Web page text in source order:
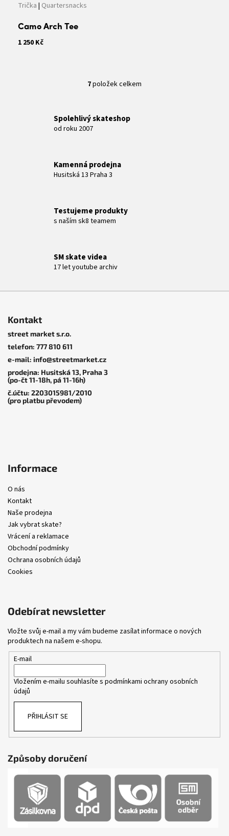
Trička | Quartersnacks
Camo Arch Tee
1 250 Kč
O
á
í
k
y
i
u
7položek celkem
Spolehlivý skateshop
od roku 2007
Kamenná prodejna
Husitská 13 Praha 3
Testujeme produkty
s naším sk8 teamem
SM skate videa
17 let youtube archiv
Kontakt
street market s.r.o.
telefon: 777 810 611
e-mail: info@streetmarket.cz
prodejna: Husitská 13, Praha 3
(po-čt 11-18h, pá 11-16h)
č.účtu: 2203015981/2010
(pro platbu převodem)
Informace
O nás
Kontakt
Naše prodejna
Jak vybrat skate?
Vrácení a reklamace
Obchodní podmínky
Ochrana osobních údajů
Cookies
Odebírat newsletter
Vložte svůj e-mail a my vám budeme zasílat informace o nových
produktech na našem e-shopu.
E-mail
Vložením e-mailu souhlasíte s podmínkami ochrany osobních
údajů
PŘIHLÁSIT SE
Způsoby doručení